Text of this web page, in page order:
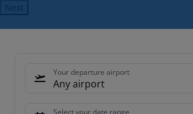
Next
Your departure airport
Any airport
Select your date range